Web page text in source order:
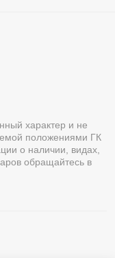
характер и не
положениями ГК
о наличии, видах,
обращайтесь в